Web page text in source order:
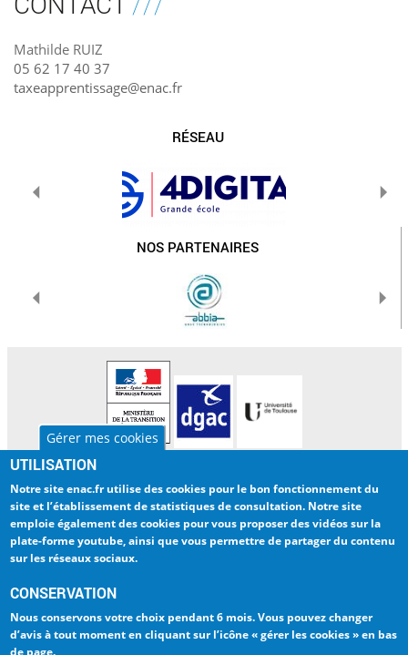
Gérer mes cookies
UTILISATION
Notre site enac.fr utilise des cookies pourle bon fonctionnement du
site et l’établissement de statistiques de consultation. Notre site
emploie également des cookies pourvous proposer des vidéos sur la
plate-forme youtube, ainsi que vous permettre de partager du contenu
sur les réseaux sociaux.
CONSERVATION
Nous conservons votre choix pendant 6 mois. Vous pouvez changer
d’avis à tout moment en cliquant surl’icône « gérer les cookies » en bas
de page.
Mathilde RUIZ
05 62 17 40 37
taxeapprentissage@enac.fr
RÉSEAU
NOS PARTENAIRES
LA RECHERCHE
ENTREPRISES
BIBLIOTHEQUE
ENAC NUMERIQUE
INTRANET
ESPACE PRESSE
LA QUALITÉ - ISO 9001